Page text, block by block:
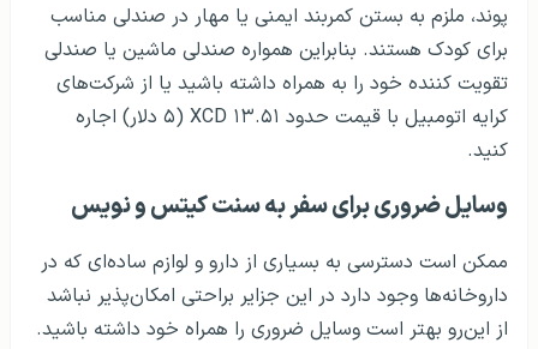
پوند، ملزم به بستن کمربند ایمنی یا مهار در صندلی مناسب
برای کودک هستند. بنابراین همواره صندلی ماشین یا صندلی
تقویت کننده خود را به همراه داشته باشید یا از شرکت‌های
کرایه اتومبیل با قیمت حدود ۱۳.۵۱ XCD (۵ دلار) اجاره
کنید.
وسایل ضروری برای سفر به سنت کیتس و نویس
ممکن است دسترسی به بسیاری از دارو و لوازم ساده‌ای که در
داروخانه‌ها وجود دارد در این جزایر براحتی امکان‌پذیر نباشد
از این‌رو بهتر است وسایل ضروری را همراه خود داشته باشید.